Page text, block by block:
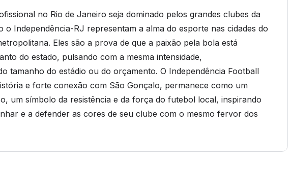
no Rio de Janeiro seja dominado pelos grandes clubes da
o Independência-RJ representam a alma do esporte nas cidades do
Eles são a prova de que a paixão pela bola está
do estado, pulsando com a mesma intensidade,
tamanho do estádio ou do orçamento. O Independência Football
e forte conexão com São Gonçalo, permanece como um
um símbolo da resistência e da força do futebol local, inspirando
e a defender as cores de seu clube com o mesmo fervor dos